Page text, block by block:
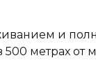
и
метрах от